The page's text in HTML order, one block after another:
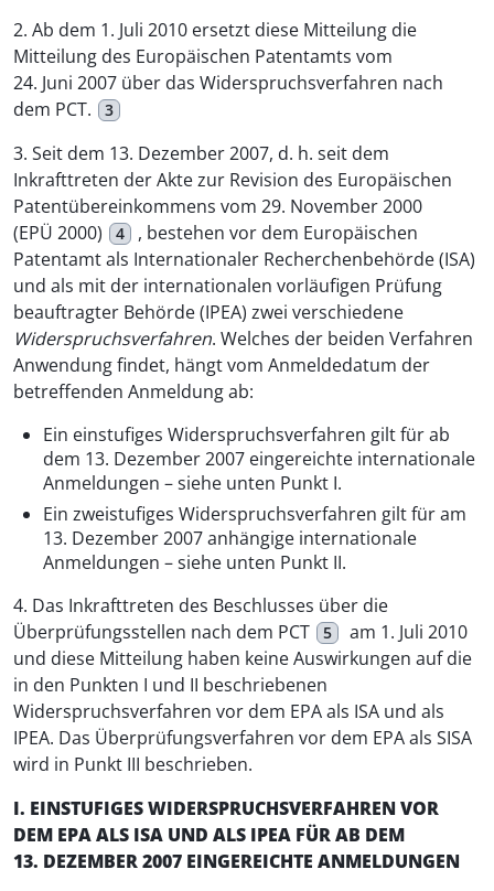
2. Ab dem 1. Juli 2010 ersetzt diese Mitteilung die
Mitteilung des Europäischen Patentamts vom
24. Juni 2007 über das Widerspruchsverfahren nach
dem PCT.
3
3. Seit dem 13. Dezember 2007, d. h. seit dem
Inkrafttreten der Akte zur Revision des Europäischen
Patentübereinkommens vom 29. November 2000
(EPÜ 2000)
4
, bestehen vor dem Europäischen
Patentamt als Internationaler Recherchenbehörde (ISA)
und als mit der internationalen vorläufigen Prüfung
beauftragter Behörde (IPEA) zwei verschiedene
Widerspruchsverfahren. Welches der beiden Verfahren
Anwendung findet, hängt vom Anmeldedatum der
betreffenden Anmeldung ab:
Ein einstufiges Widerspruchsverfahren gilt für ab
dem 13. Dezember 2007 eingereichte internationale
Anmeldungen – siehe unten Punkt I.
Ein zweistufiges Widerspruchsverfahren gilt für am
13. Dezember 2007 anhängige internationale
Anmeldungen – siehe unten Punkt II.
4. Das Inkrafttreten des Beschlusses über die
Überprüfungsstellen nach dem PCT
5
am 1. Juli 2010
und diese Mitteilung haben keine Auswirkungen auf die
in den Punkten I und II beschriebenen
Widerspruchsverfahren vor dem EPA als ISA und als
IPEA. Das Überprüfungsverfahren vor dem EPA als SISA
wird in Punkt III beschrieben.
I. EINSTUFIGES WIDERSPRUCHSVERFAHREN VOR
DEM EPA ALS ISA UND ALS IPEA FÜR AB DEM
13. DEZEMBER 2007 EINGEREICHTE ANMELDUNGEN